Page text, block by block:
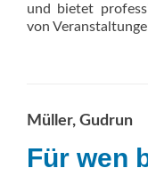
und bietet
von
Müller, Gudrun
Für wen